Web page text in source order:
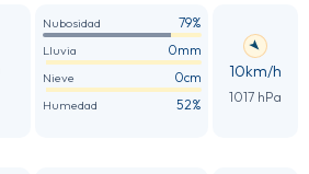
Nubosidad 79%
Lluvia 0mm
Nieve 0cm
Humedad 52%
10km/h
1017 hPa